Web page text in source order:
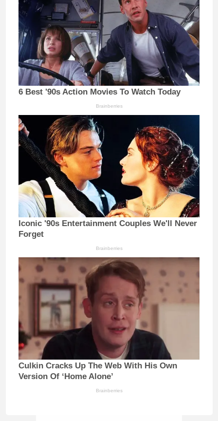
6 Best '90s Action Movies To Watch Today
Brainberries
Iconic '90s Entertainment Couples We'll Never
Forget
Brainberries
Culkin Cracks Up The Web With His Own
Version Of ‘Home Alone’
Brainberries